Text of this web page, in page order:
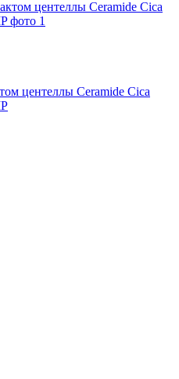
центеллы Ceramide Cica